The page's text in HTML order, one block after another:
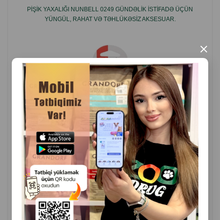
×
İstehsalçı ölkə: Çin.
PIŞIK YAXALIĞI NUNBELL 0249 GÜNDƏLIK ISTIFADƏ ÜÇÜN
YÜNGÜL, RAHAT VƏ TƏHLÜKƏSIZ AKSESUAR.
( Rəylər)
Çəki Qiymət
Almaq
3.20
ALMAQ